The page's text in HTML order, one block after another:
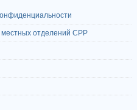
отделений СРР